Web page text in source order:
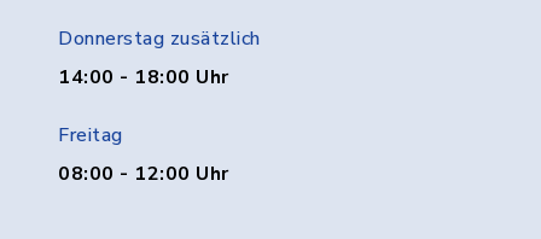
Donnerstag zusätzlich
14:00 - 18:00 Uhr
Freitag
08:00 - 12:00 Uhr